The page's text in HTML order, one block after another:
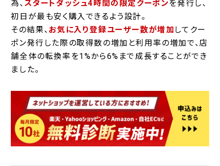
為、 スタートダッシュ4時間の限定クーポンを発行し、
初日が最も安く購入できるよう設計。
その結果、 お気に入り登録ユーザー数が増加 してクー
ポン発行した際の取得数の増加と利用率の増加で、店
舗全体の転換率を1%から6%まで成長することができ
ました。